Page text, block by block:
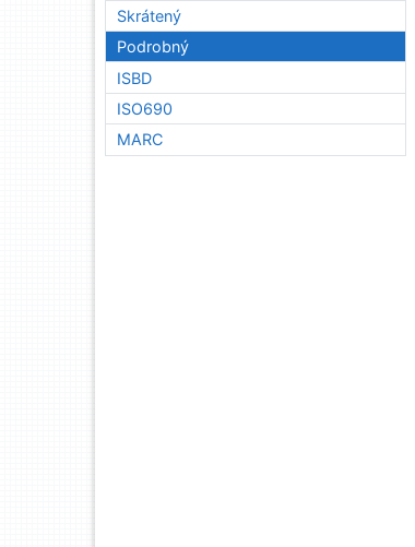
Skrátený
Podrobný
ISBD
ISO690
MARC